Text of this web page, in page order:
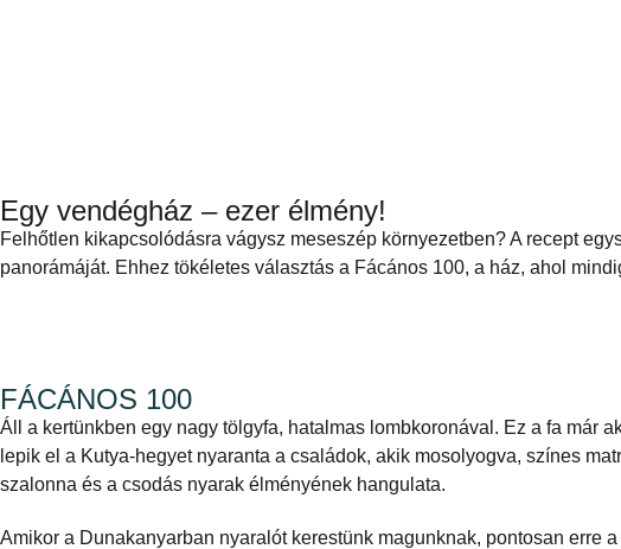
Egy vendégház – ezer élmény!
Felhőtlen kikapcsolódásra vágysz meseszép környezetben? A recept
panorámáját. Ehhez tökéletes választás a Fácános 100, a ház, ahol
FÁCÁNOS 100
Áll a kertünkben egy nagy tölgyfa, hatalmas lombkoronával. Ez a fa már
lepik el a Kutya-hegyet nyaranta a családok, akik mosolyogva, színes
szalonna és a csodás nyarak élményének hangulata.
Amikor a Dunakanyarban nyaralót kerestünk magunknak, pontosan erre